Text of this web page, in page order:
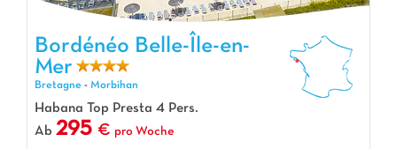
Bordénéo Belle-Île-en-Mer, Campingplatz Bretagne
Bordénéo Belle-Île-en-
Mer
Bretagne - Morbihan
Habana Top Presta 4 Pers.
Ab 295 pro Woche